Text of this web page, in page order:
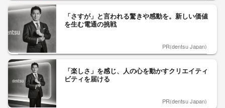
「さすが」と言われる驚きや感動を。新しい価値
を生む電通の挑戦
PR(dentsu Japan)
「楽しさ」を感じ、人の心を動かすクリエイティ
ビティを届ける
PR(dentsu Japan)